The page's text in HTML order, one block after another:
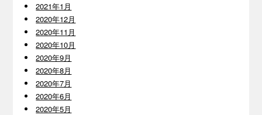
2021年1月
2020年12月
2020年11月
2020年10月
2020年9月
2020年8月
2020年7月
2020年6月
2020年5月